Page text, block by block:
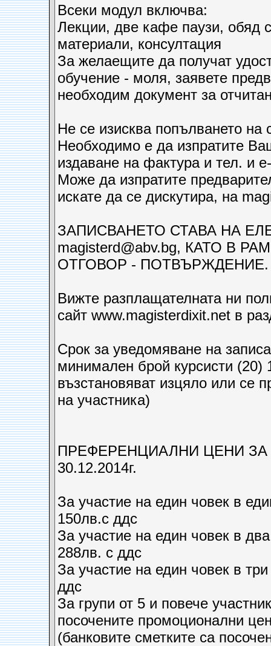
Всеки модул включва:
Лекции, две кафе паузи, обяд
материали, консултация
За желаещите да получат
обучение - моля, заявете
необходим документ за
Не се изисква попълването
Необходимо е да изпратите
издаване на фактура и тел. и
Може да изпратите
искате да се дискутира, на
ЗАПИСВАНЕТО СТАВА НА
magisterd@abv.bg, КАТО В
ОТГОВОР - ПОТВЪРЖДЕНИЕ.
Вижте разплащателната ни
сайт www.magisterdixit.net в
Срок за уведомяване на
минимален брой курсисти (20)
възстановяват изцяло или се
на участника)
ПРЕФЕРЕНЦИАЛНИ ЦЕНИ
30.12.2014г.
За участие на един човек в
150лв.с ддс
За участие на един човек в
288лв. с ддс
За участие на един човек в
ддс
За групи от 5 и повече
посочените промоционални
(банковите сметките са